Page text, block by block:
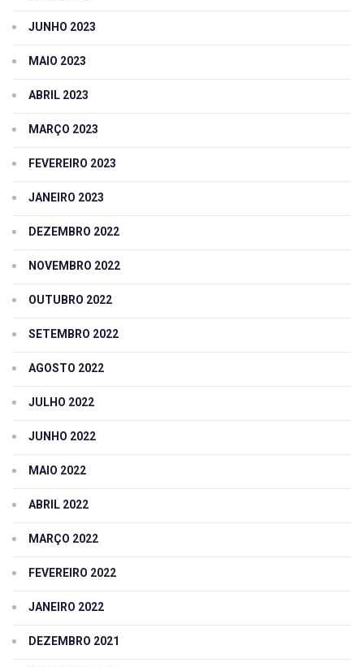
JUNHO 2023
MAIO 2023
ABRIL 2023
MARÇO 2023
FEVEREIRO 2023
JANEIRO 2023
DEZEMBRO 2022
NOVEMBRO 2022
OUTUBRO 2022
SETEMBRO 2022
AGOSTO 2022
JULHO 2022
JUNHO 2022
MAIO 2022
ABRIL 2022
MARÇO 2022
FEVEREIRO 2022
JANEIRO 2022
DEZEMBRO 2021